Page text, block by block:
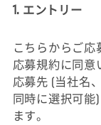
1. エントリー
こちらからご応
応募規約に同意
応募先 (当社名
同時に選択可能
ます。